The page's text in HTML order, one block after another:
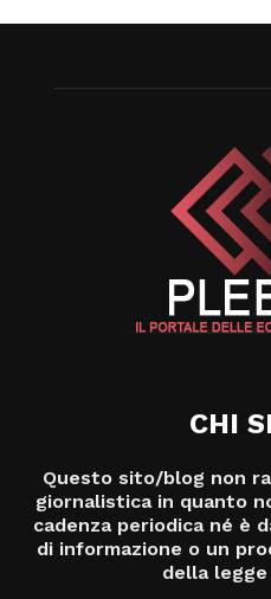
CHI
Questo sito/blog non
giornalistica in quanto
cadenza periodica né è
di informazione o un
della legge